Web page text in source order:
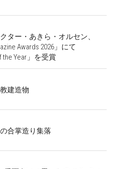
ター・あきら・オルセン、
Awards 2026」にて
the Year」を受賞
建造物
合掌造り集落